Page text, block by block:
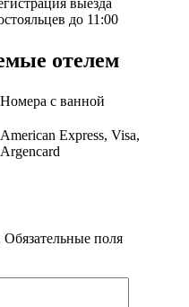
выезда
до 11:00
отелем
Номера с ванной
American Express, Visa,
Argencard
Обязательные поля